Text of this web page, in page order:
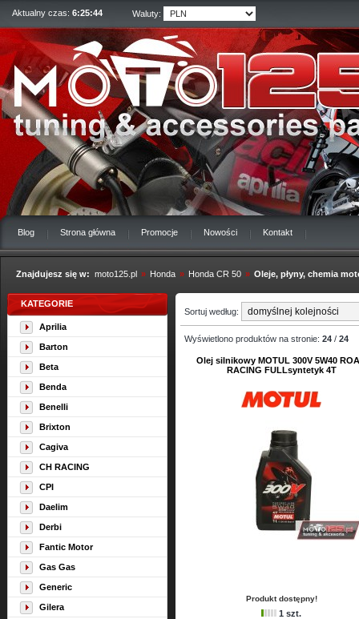
Aktualny czas: 6:25:45 Waluty:
Blog Strona główna Promocje Nowości Kontakt
Znajdujesz się w: moto125.pl » Honda » Honda CR 50 » Oleje, płyny, chemia
KATEGORIE
Aprilia
Barton
Beta
Benda
Benelli
Brixton
Cagiva
CH RACING
CPI
Daelim
Derbi
Fantic Motor
Gas Gas
Generic
Gilera
Sortuj według:
Wyświetlono produktów na stronie: 24 / 24
Olej silnikowy MOTUL 300V 5W40
RACING FULLsyntetyk 4T
Produkt dostępny!
1 szt.